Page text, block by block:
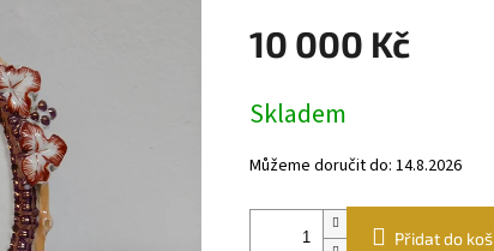
10 000 Kč
cena:
Skladem
Můžeme doručit do: 14.8.2026
Přidat do